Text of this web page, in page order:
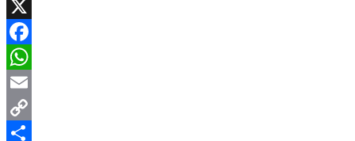
X
Facebook
WhatsApp
Email
Copy